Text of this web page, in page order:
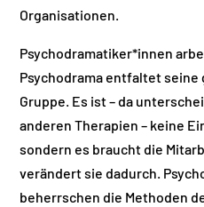
Organisationen.
Psychodramatiker*innen
Psychodrama entfaltet seine
Gruppe. Es ist – da
anderen Therapien – keine
sondern es braucht die
verändert sie dadurch.
beherrschen die Methoden